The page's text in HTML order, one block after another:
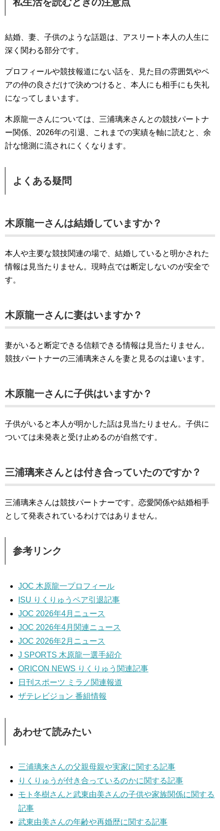
私生活を読むときの注意点
結婚、妻、子供のような話題は、アスリート本人の人生に
深く関わる部分です。
プロフィールや競技報道にない話を、見た目の雰囲気やペ
アの仲の良さだけで決めつけると、本人にも相手にも失礼
になってしまいます。
木原龍一さんについては、三浦璃来さんとの競技パートナ
ー関係、2026年の引退、これまでの実績を軸に読むと、余
計な憶測に流されにくくなります。
よくある疑問
木原龍一さんは結婚していますか？
本人や主要な競技関連の場で、結婚していると明かされた
情報は見当たりません。現時点では断定しないのが安全で
す。
木原龍一さんに妻はいますか？
妻がいると断定できる信頼できる情報は見当たりません。
競技パートナーの三浦璃来さんを妻と見るのは違います。
木原龍一さんに子供はいますか？
子供がいると本人が明かした話は見当たりません。子供に
ついては未発表と受け止めるのが自然です。
三浦璃来さんとは付き合っていたのですか？
三浦璃来さんは競技パートナーです。恋愛関係や結婚相手
として発表されているわけではありません。
参考リンク
JOC 木原龍一プロフィール
ISU りくりゅうペア引退記事
JOC 2026年4月ニュース
JOC 2026年4月関連ニュース
JOC 2026年2月ニュース
J SPORTS 木原龍一選手紹介
ORICON NEWS りくりゅう関連記事
日刊スポーツ ミラノ関連報道
ザテレビジョン 番組情報
あわせて読みたい
三浦璃来さんの父親母親や実家に関する記事
りくりゅうが付き合っているのかに関する記事
モト冬樹さんと武東由美さんの子供や家族関係に関する
記事
武東由美さんの年齢や再婚歴に関する記事